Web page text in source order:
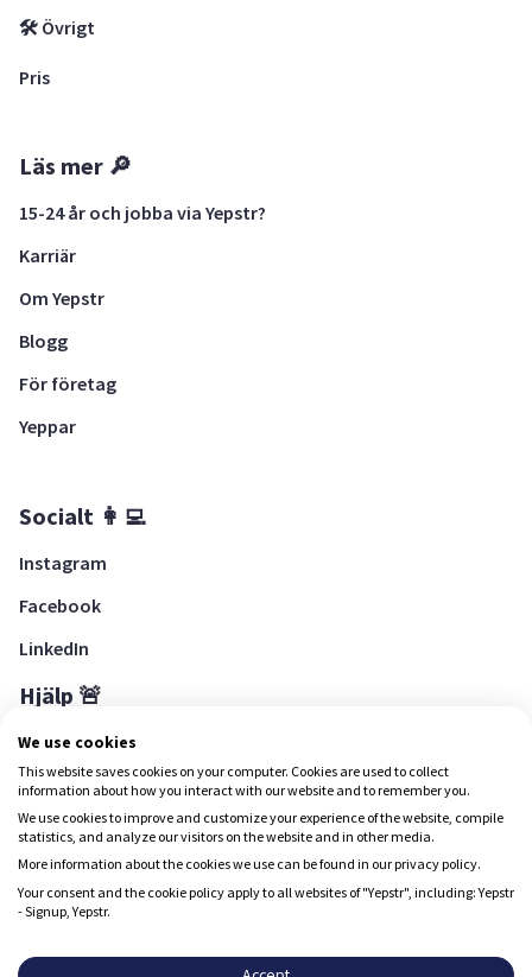
🛠 Övrigt
Pris
Läs mer 🔎
15-24 år och jobba via Yepstr?
Karriär
Om Yepstr
Blogg
För företag
Yeppar
Socialt 👩‍💻
Instagram
Facebook
LinkedIn
Hjälp 🚨
Hjälpcenter
Ladda ned Yepstr
Ladda ned Yepstr
upplevelse.
We use cookies
This website saves cookies on your computer. Cookies are used to collect
information about how you interact with our website and to remember you.
We use cookies to improve and customize your experience of the website, compile
statistics, and analyze our visitors on the website and in other media.
More information about the cookies we use can be found in our privacy policy.
Your consent and the cookie policy apply to all websites of "Yepstr", including: Yepstr
- Signup, Yepstr.